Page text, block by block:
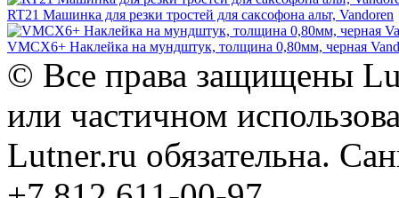
RT21 Машинка для резки тростей для саксофона альт, Vandoren
VMCX6+ Наклейка на мундштук, толщина 0,80мм, черная
© Все права защищены
или частичном
Lutner.ru обязательна.